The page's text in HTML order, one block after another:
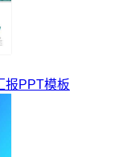
报PPT模板